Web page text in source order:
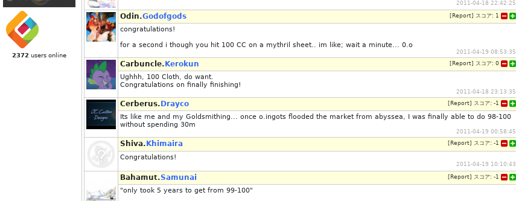
2372 users online
2011-04-18 22:42:25
Odin.Godofgods [ Report] スコア: 1
congratulations!
for a second i though you hit 100 CC on a mythril sheet.. im like; wait a minute... 0.o
2011-04-19 08:53:35
Carbuncle. Kerokun [ Report] スコア: 0
Ughhh, 100 Cloth, do want.
Congratulations on finally finishing!
2011-04-18 23:13:35
Cerberus. Drayco [ Report] スコア: -1
Its like me and my Goldsmithing... once o.ingots flooded the market from abyssea, I was finally able to do 98-100
without spending 30m
2011-04-19 00:58:45
Shiva. Khimaira [ Report] スコア: -1
Congratulations!
2011-04-19 10:10:43
Bahamut.Samunai [ Report] スコア: -1
"only took 5 years to get from 99-100"